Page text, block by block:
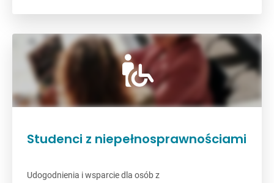
Studenci z niepełnosprawnościami
Udogodnienia i wsparcie dla osób z